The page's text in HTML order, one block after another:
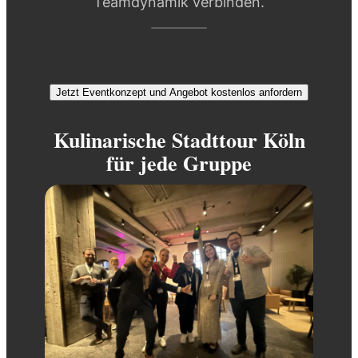
Jetzt Eventkonzept und Angebot kostenlos anfordern
Kulinarische Stadttour Köln
für jede Gruppe